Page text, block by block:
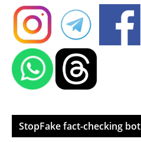
StopFake fact-checking bot